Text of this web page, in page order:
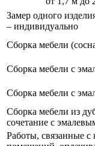
Замер одного
– индивидуально
Сборка мебели
Сборка мебели с
Сборка мебели с
Сборка мебели из
сочетание с
Работы, связанные с